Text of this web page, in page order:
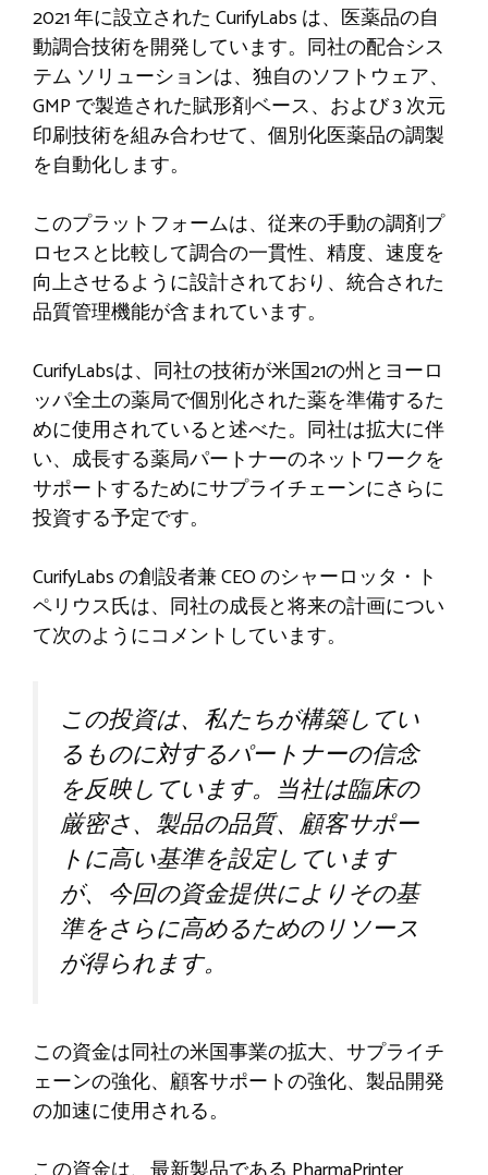
2021 年に設立された CurifyLabs は、医薬品の自
動調合技術を開発しています。同社の配合シス
テム ソリューションは、独自のソフトウェア、
GMP で製造された賦形剤ベース、および 3 次元
印刷技術を組み合わせて、個別化医薬品の調製
を自動化します。
このプラットフォームは、従来の手動の調剤プ
ロセスと比較して調合の一貫性、精度、速度を
向上させるように設計されており、統合された
品質管理機能が含まれています。
CurifyLabsは、同社の技術が米国21の州とヨーロ
ッパ全土の薬局で個別化された薬を準備するた
めに使用されていると述べた。同社は拡大に伴
い、成長する薬局パートナーのネットワークを
サポートするためにサプライチェーンにさらに
投資する予定です。
CurifyLabs の創設者兼 CEO のシャーロッタ・ト
ペリウス氏は、同社の成長と将来の計画につい
て次のようにコメントしています。
この投資は、私たちが構築してい
るものに対するパートナーの信念
を反映しています。当社は臨床の
厳密さ、製品の品質、顧客サポー
トに高い基準を設定しています
が、今回の資金提供によりその基
準をさらに高めるためのリソース
が得られます。
この資金は同社の米国事業の拡大、サプライチ
ェーンの強化、顧客サポートの強化、製品開発
の加速に使用される。